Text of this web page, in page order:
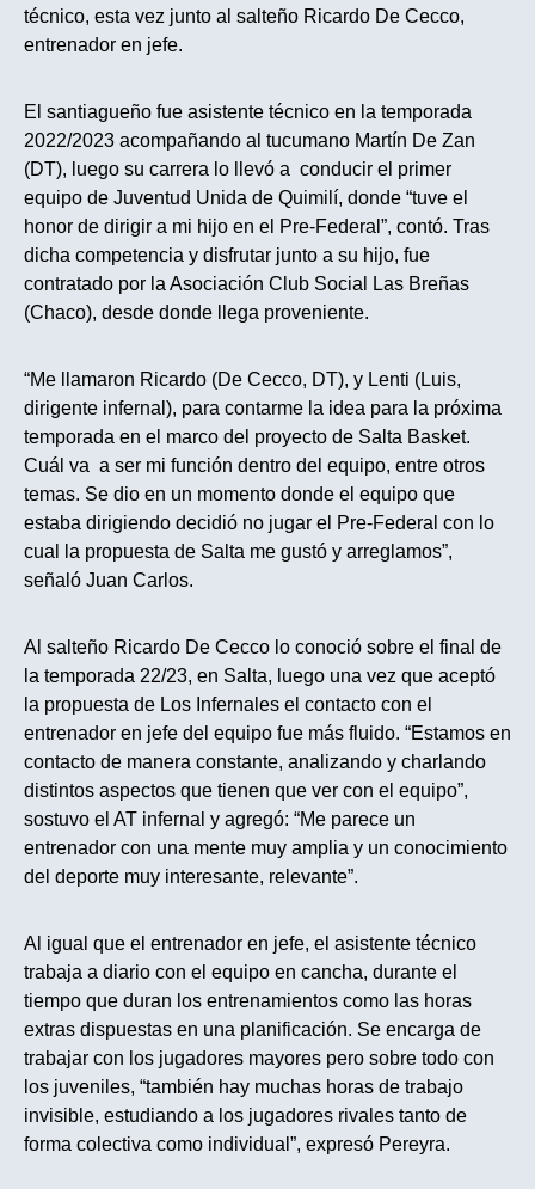
técnico, esta vez junto al salteño Ricardo De Cecco,
entrenador en jefe.
El santiagueño fue asistente técnico en la temporada
2022/2023 acompañando al tucumano Martín De Zan
(DT), luego su carrera lo llevó a conducir el primer
equipo de Juventud Unida de Quimilí, donde “tuve el
honor de dirigir a mi hijo en el Pre-Federal”, contó. Tras
dicha competencia y disfrutar junto a su hijo, fue
contratado por la Asociación Club Social Las Breñas
(Chaco), desde donde llega proveniente.
“Me llamaron Ricardo (De Cecco, DT), y Lenti (Luis,
dirigente infernal), para contarme la idea para la próxima
temporada en el marco del proyecto de Salta Basket.
Cuál va a ser mi función dentro del equipo, entre otros
temas. Se dio en un momento donde el equipo que
estaba dirigiendo decidió no jugar el Pre-Federal con lo
cual la propuesta de Salta me gustó y arreglamos”,
señaló Juan Carlos.
Al salteño Ricardo De Cecco lo conoció sobre el final de
la temporada 22/23, en Salta, luego una vez que aceptó
la propuesta de Los Infernales el contacto con el
entrenador en jefe del equipo fue más fluido. “Estamos en
contacto de manera constante, analizando y charlando
distintos aspectos que tienen que ver con el equipo”,
sostuvo el AT infernal y agregó: “Me parece un
entrenador con una mente muy amplia y un conocimiento
del deporte muy interesante, relevante”.
Al igual que el entrenador en jefe, el asistente técnico
trabaja a diario con el equipo en cancha, durante el
tiempo que duran los entrenamientos como las horas
extras dispuestas en una planificación. Se encarga de
trabajar con los jugadores mayores pero sobre todo con
los juveniles, “también hay muchas horas de trabajo
invisible, estudiando a los jugadores rivales tanto de
forma colectiva como individual”, expresó Pereyra.